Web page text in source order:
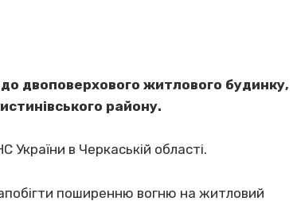
до двоповерхового житлового будинку,
району.
України в Черкаській області.
поширенню вогню на житловий